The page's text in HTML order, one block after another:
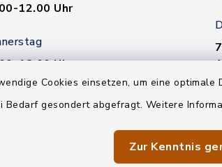
Cookies einsetzen, um eine
Bedarf gesondert abgefragt. Weitere
Zur Kenntnis
12.00 Uhr
18.00 Uhr
Termin nötig!